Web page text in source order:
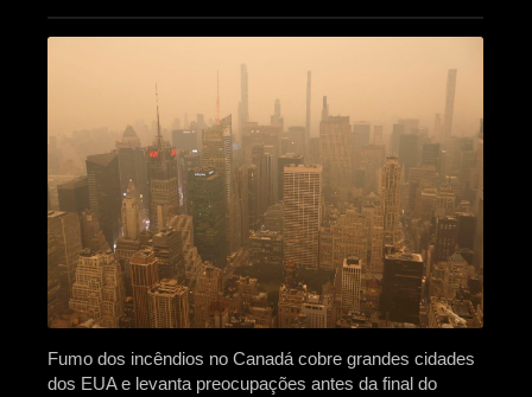
Fumo dos incêndios no Canadá cobre grandes cidades
dos EUA e levanta preocupações antes da final do